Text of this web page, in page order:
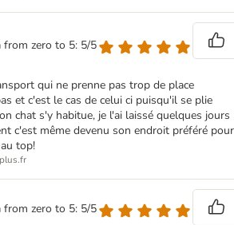
from zero to 5: 5/5
qui ne prenne pas trop de place
et c'est le cas de celui ci puisqu'il se plie
chat s'y habitue, je l'ai laissé quelques jours
c'est même devenu son endroit préféré pour
top!
from zero to 5: 5/5